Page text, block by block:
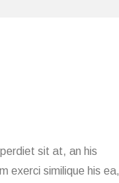
sit at, an his
exerci similique his ea,